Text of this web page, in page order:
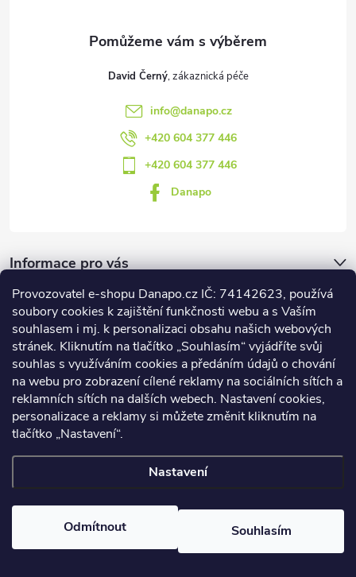
Provozovatel e-shopu Danapo.cz IČ: 74142623, používá
soubory cookies k zajištění funkčnosti webu a s Vaším
souhlasem i mj. k personalizaci obsahu našich webových
stránek. Kliknutím na tlačítko „Souhlasím“ vyjádříte svůj
souhlas s využíváním cookies a předáním údajů o chování
na webu pro zobrazení cílené reklamy na sociálních sítích a
reklamních sítích na dalších webech. Nastavení cookies,
personalizace a reklamy si můžete změnit kliknutím na
tlačítko „Nastavení“.
Nastavení
Odmítnout Souhlasím
David Černý
info@danapo.cz
+420 604 377 446
+420 604 377 446
Danapo
Informace pro vás
Dotazník
Co upřednosťnujete?
Počet hlasů:437
Facebook
Upravit nastavení cookies